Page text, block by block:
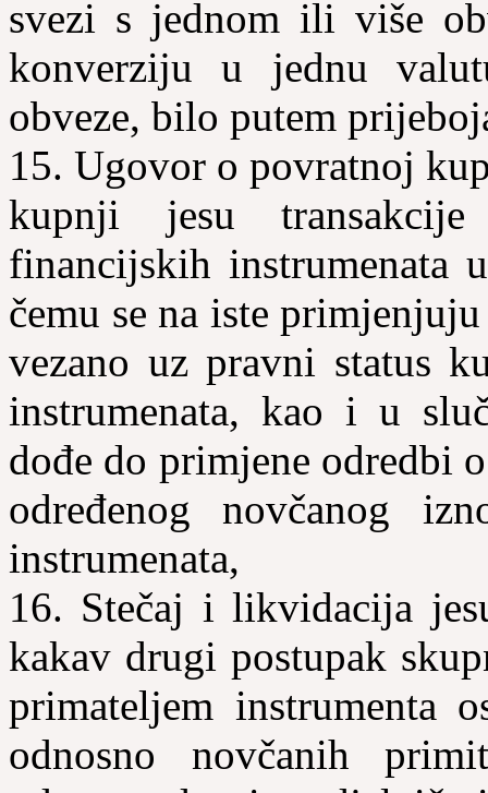
svezi s jednom ili više
konverziju u jednu
obveze, bilo putem
15. Ugovor o povratnoj
kupnji jesu
financijskih instrumenata
čemu se na iste
vezano uz pravni status
instrumenata, kao i u
dođe do primjene odredbi
određenog novčanog
instrumenata,
16. Stečaj i likvidacija
kakav drugi postupak
primateljem instrumenta
odnosno novčanih